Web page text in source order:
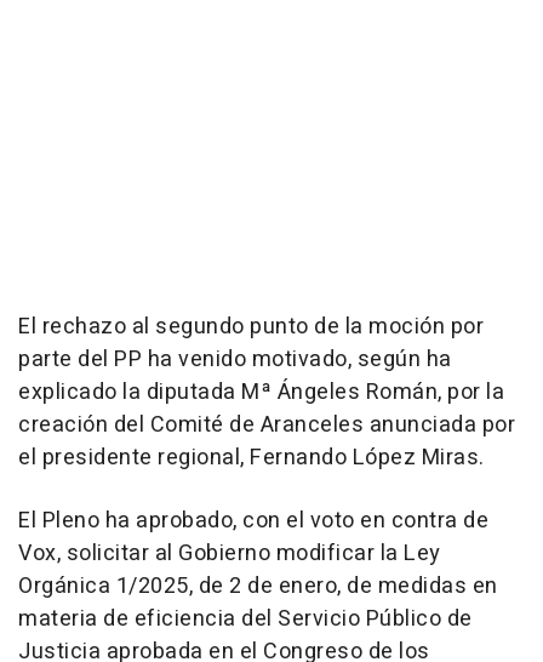
El rechazo al segundo punto de la moción por
parte del PP ha venido motivado, según ha
explicado la diputada Mª Ángeles Román, por la
creación del Comité de Aranceles anunciada por
el presidente regional, Fernando López Miras.
El Pleno ha aprobado, con el voto en contra de
Vox, solicitar al Gobierno modificar la Ley
Orgánica 1/2025, de 2 de enero, de medidas en
materia de eficiencia del Servicio Público de
Justicia aprobada en el Congreso de los